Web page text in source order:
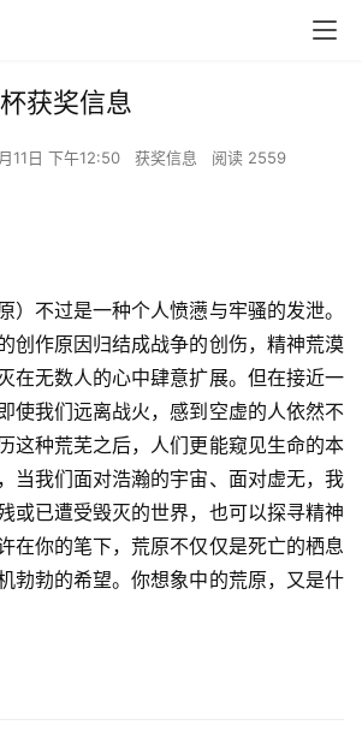
获奖信息
11日 下午12:50 获奖信息 阅读 2559
）不过是一种个人愤懑与牢骚的发泄。
创作原因归结成战争的创伤，精神荒漠
在无数人的心中肆意扩展。但在接近一
使我们远离战火，感到空虚的人依然不
这种荒芜之后，人们更能窥见生命的本
当我们面对浩瀚的宇宙、面对虚无，我
或已遭受毁灭的世界，也可以探寻精神
在你的笔下，荒原不仅仅是死亡的栖息
勃勃的希望。你想象中的荒原，又是什